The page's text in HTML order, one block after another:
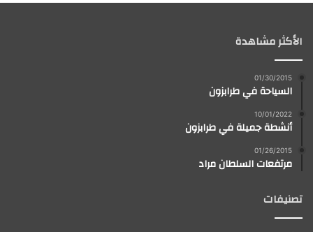
الأكثر مشاهدة
01/30/2015
السياحة في طرابزون
10/01/2022
أنشطة جميلة في طرابزون
01/26/2015
مرتفعات السلطان مراد
تصنيفات